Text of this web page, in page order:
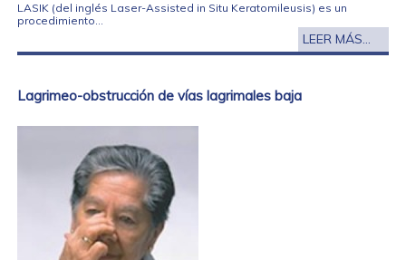
LASIK (del inglés Laser-Assisted in Situ Keratomileusis) es un
procedimiento...
LEER MÁS...
Lagrimeo-obstrucción de vías lagrimales baja